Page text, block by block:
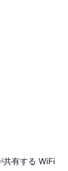
共有する WiFi